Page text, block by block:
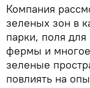
Компания
зеленых зон в
парки, поля
фермы и
зеленые
повлиять на